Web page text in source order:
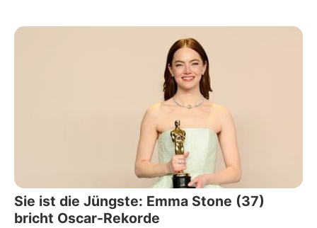
Sie ist die Jüngste: Emma Stone (37)
bricht Oscar-Rekorde